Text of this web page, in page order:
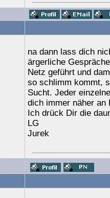
na dann lass dich
ärgerliche
Netz geführt und
so schlimm kommt,
Sucht. Jeder
dich immer näher an
Ich drück Dir die
LG
Jurek